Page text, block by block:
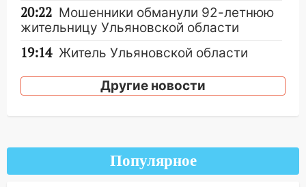
20:22 Мошенники обманули 92-летнюю
жительницу Ульяновской области
19:14 Житель Ульяновской области
заработал уголовное дело
18:00 Мотофристайл, рок и силовой
экстрим: в Ульяновске пройдет
большой фестиваль «Наше время»
Другие новости
Популярное